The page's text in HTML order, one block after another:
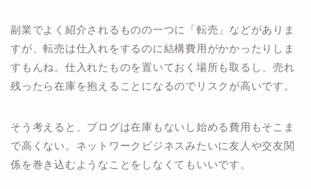
副業でよく紹介されるものの一つに「転売」などがありま
すが、転売は仕入れをするのに結構費用がかかったりしま
すもんね。仕入れたものを置いておく場所も取るし、売れ
残ったら在庫を抱えることになるのでリスクが高いです。
そう考えると、ブログは在庫もないし始める費用もそこま
で高くない。ネットワークビジネスみたいに友人や交友関
係を巻き込むようなことをしなくてもいいです。